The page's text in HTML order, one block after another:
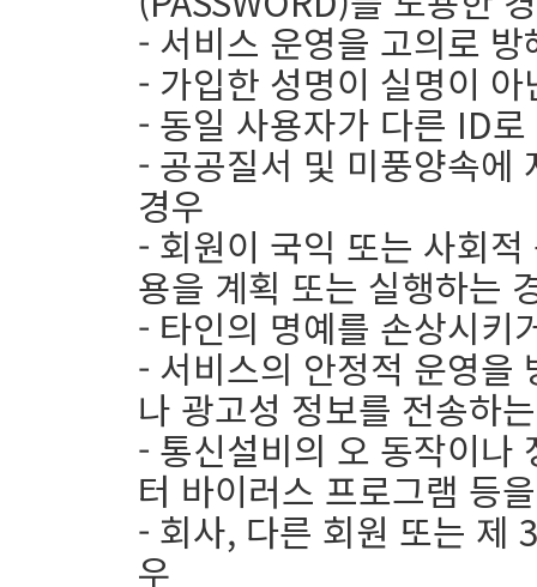
- 서비스 운영을 고의로 방
- 가입한 성명이 실명이 아
- 동일 사용자가 다른 ID
- 공공질서 및 미풍양속에
경우
- 회원이 국익 또는 사회
용을 계획 또는 실행하는
- 타인의 명예를 손상시키
- 서비스의 안정적 운영을
나 광고성 정보를 전송하
- 통신설비의 오 동작이나
터 바이러스 프로그램 등
- 회사, 다른 회원 또는 제
우